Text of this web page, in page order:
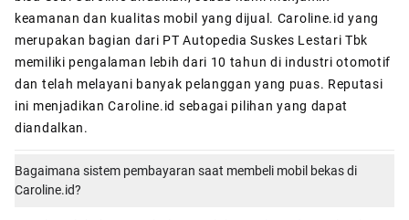
keamanan dan kualitas mobil yang dijual. Caroline.id yang
merupakan bagian dari PT Autopedia Suskes Lestari Tbk
memiliki pengalaman lebih dari 10 tahun di industri otomotif
dan telah melayani banyak pelanggan yang puas. Reputasi
ini menjadikan Caroline.id sebagai pilihan yang dapat
diandalkan.
Bagaimana sistem pembayaran saat membeli mobil bekas di
Caroline.id?